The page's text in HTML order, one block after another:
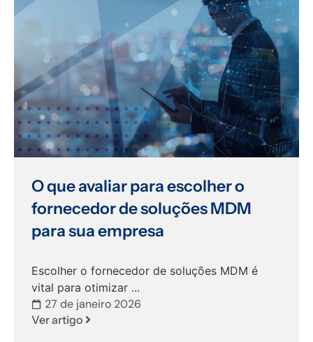
O que avaliar para escolher o
fornecedor de soluções MDM
para sua empresa
Escolher o fornecedor de soluções MDM é
vital para otimizar ...
27 de janeiro 2026
Ver artigo